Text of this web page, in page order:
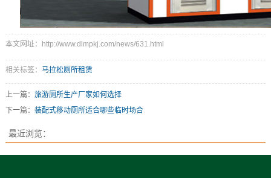
本文网址：http://www.dlmpkj.com/news/631.html
相关标签： 马拉松厕所租赁
上一篇： 旅游厕所生产厂家如何选择
下一篇： 装配式移动厕所适合哪些临时场合
最近浏览：